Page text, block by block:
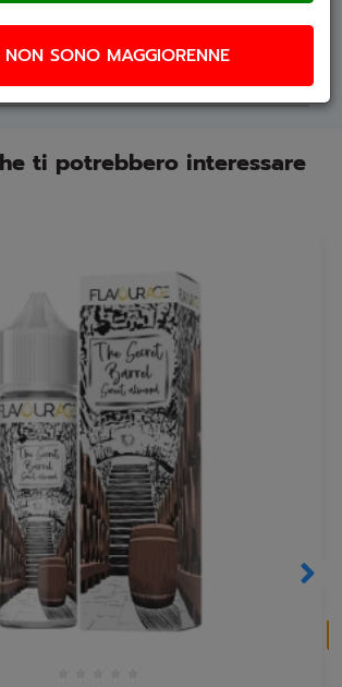
ti potrebbero interessare
SONO MAGGIORENNE